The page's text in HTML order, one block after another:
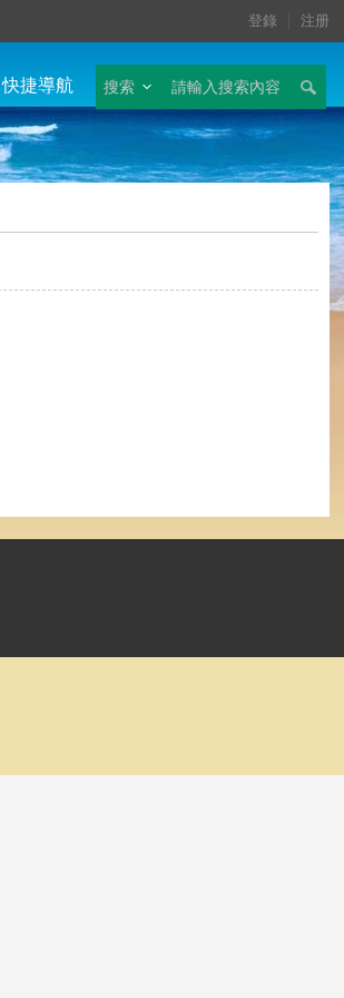
登錄 注册
搜索
快捷導航